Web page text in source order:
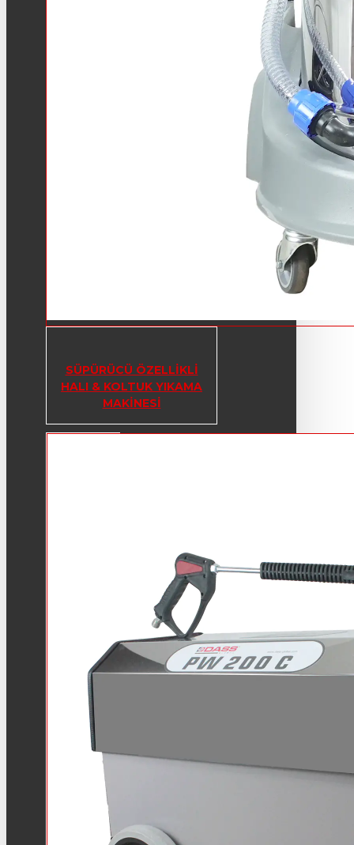
SÜPÜRÜCÜ ÖZELLIKLI
HALI & KOLTUK YIKAMA
MAKINESI